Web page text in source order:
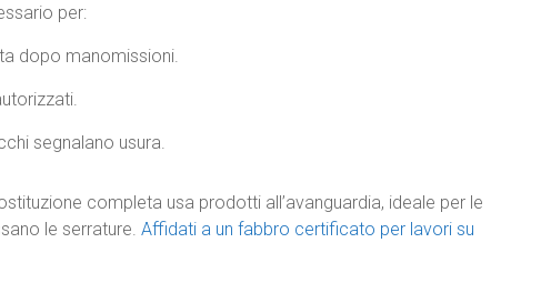
per:
dopo manomissioni.
segnalano usura.
completa usa prodotti all’avanguardia, ideale per le
le serrature. Affidati a un fabbro certificato per lavori su